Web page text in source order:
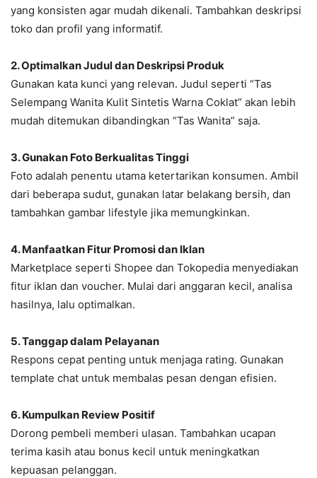
yang konsisten agar mudah dikenali. Tambahkan deskripsi
toko dan profil yang informatif.
2. Optimalkan Judul dan Deskripsi Produk
Gunakan kata kunci yang relevan. Judul seperti “Tas
Selempang Wanita Kulit Sintetis Warna Coklat” akan lebih
mudah ditemukan dibandingkan “Tas Wanita” saja.
3. Gunakan Foto Berkualitas Tinggi
Foto adalah penentu utama ketertarikan konsumen. Ambil
dari beberapa sudut, gunakan latar belakang bersih, dan
tambahkan gambar lifestyle jika memungkinkan.
4. Manfaatkan Fitur Promosi dan Iklan
Marketplace seperti Shopee dan Tokopedia menyediakan
fitur iklan dan voucher. Mulai dari anggaran kecil, analisa
hasilnya, lalu optimalkan.
5. Tanggap dalam Pelayanan
Respons cepat penting untuk menjaga rating. Gunakan
template chat untuk membalas pesan dengan efisien.
6. Kumpulkan Review Positif
Dorong pembeli memberi ulasan. Tambahkan ucapan
terima kasih atau bonus kecil untuk meningkatkan
kepuasan pelanggan.